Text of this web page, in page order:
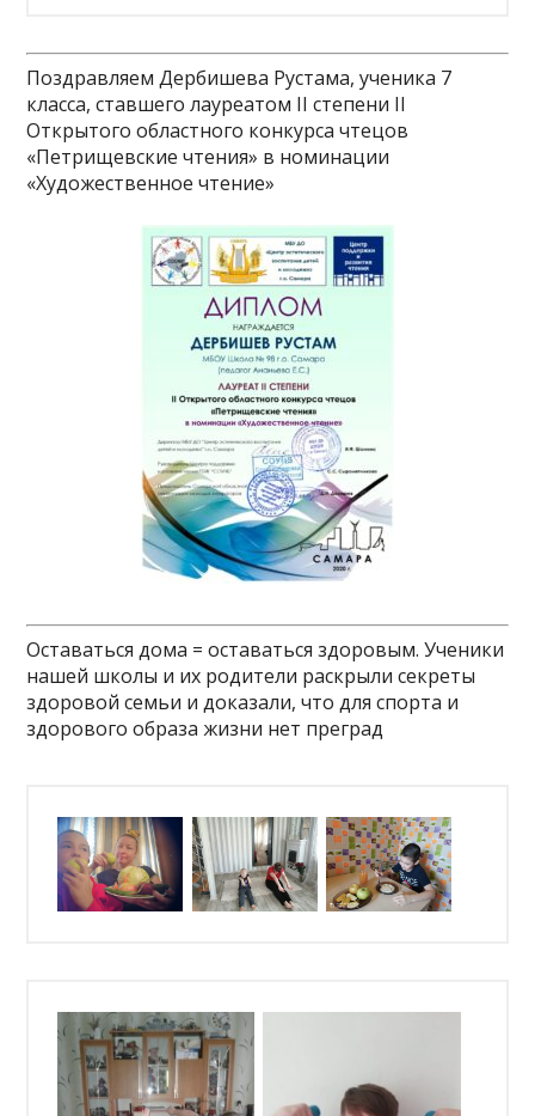
Поздравляем Дербишева Рустама, ученика 7
класса, ставшего лауреатом II степени II
Открытого областного конкурса чтецов
«Петрищевские чтения» в номинации
«Художественное чтение»
Оставаться дома = оставаться здоровым. Ученики
нашей школы и их родители раскрыли секреты
здоровой семьи и доказали, что для спорта и
здорового образа жизни нет преград